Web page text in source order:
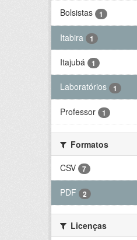
Bolsistas 1
Itabira 1
Itajubá 1
Laboratórios 1
Professor 1
Formatos
CSV
7
PDF 2
Licenças